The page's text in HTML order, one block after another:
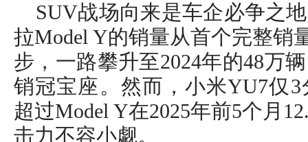
SUV战场向来是车企必争之
拉Model Y的销量从首个完整销
步，一路攀升至2024年的48万
销冠宝座。然而，小米YU7仅
超过Model Y在2025年前5个月
击力不容小觑。